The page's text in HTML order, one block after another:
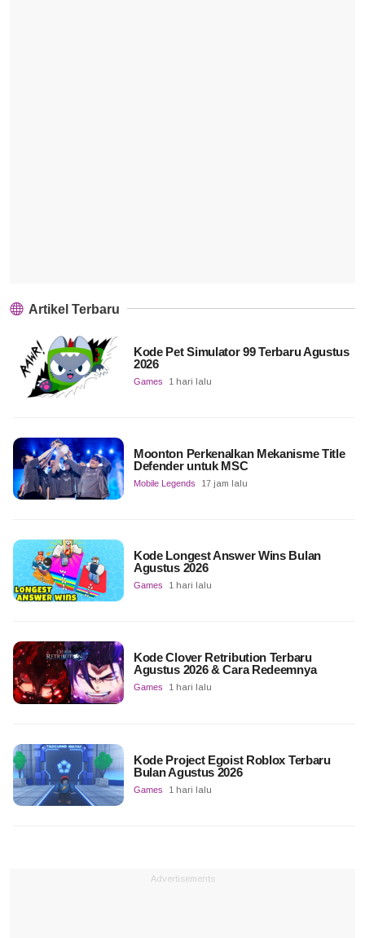
Artikel Terbaru
Kode Pet Simulator 99 Terbaru Agustus
2026
Games 1 hari lalu
Moonton Perkenalkan Mekanisme Title
Defender untuk MSC
Mobile Legends 17 jam lalu
Kode Longest Answer Wins Bulan
Agustus 2026
Games 1 hari lalu
Kode Clover Retribution Terbaru
Agustus 2026 & Cara Redeemnya
Games 1 hari lalu
Kode Project Egoist Roblox Terbaru
Bulan Agustus 2026
Games 1 hari lalu
Advertisements